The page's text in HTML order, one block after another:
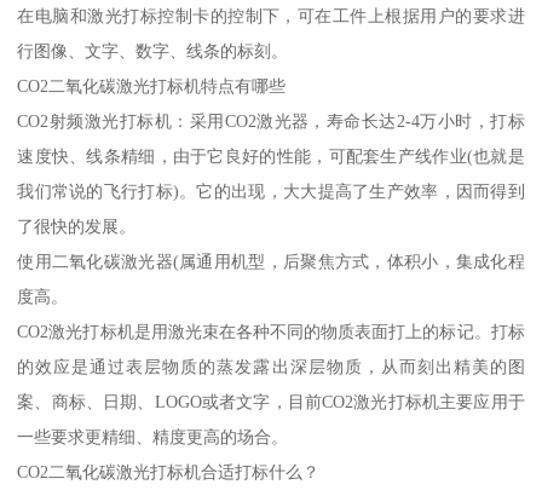
在电脑和激光打标控制卡的控制下，可在工件上根据用户的要求进
行图像、文字、数字、线条的标刻。
CO2二氧化碳激光打标机特点有哪些
CO2射频激光打标机：采用CO2激光器，寿命长达2-4万小时，打标
速度快、线条精细，由于它良好的性能，可配套生产线作业(也就是
我们常说的飞行打标)。它的出现，大大提高了生产效率，因而得到
了很快的发展。
使用二氧化碳激光器(属通用机型，后聚焦方式，体积小，集成化程
度高。
CO2激光打标机是用激光束在各种不同的物质表面打上的标记。打标
的效应是通过表层物质的蒸发露出深层物质，从而刻出精美的图
案、商标、日期、LOGO或者文字，目前CO2激光打标机主要应用于
一些要求更精细、精度更高的场合。
CO2二氧化碳激光打标机合适打标什么？